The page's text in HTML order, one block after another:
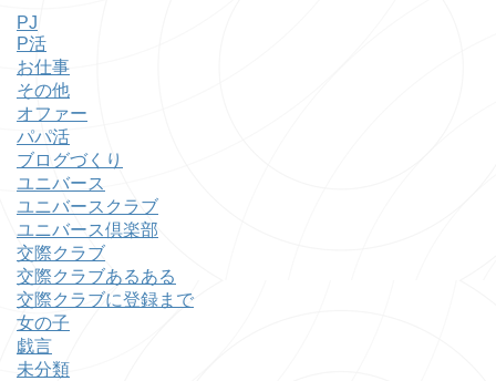
PJ
P活
お仕事
その他
オファー
パパ活
ブログづくり
ユニバース
ユニバースクラブ
ユニバース倶楽部
交際クラブ
交際クラブあるある
交際クラブに登録まで
女の子
戯言
未分類